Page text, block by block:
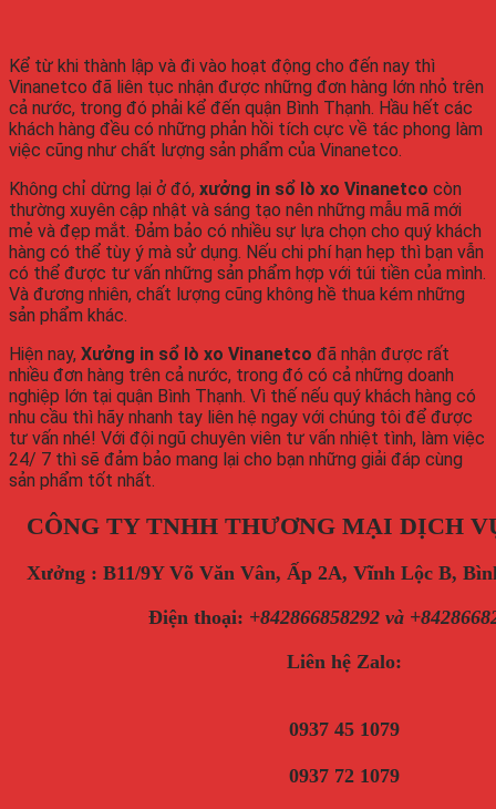
Kể từ khi thành lập và đi vào hoạt động cho đến nay thì
Vinanetco đã liên tục nhận được những đơn hàng lớn nhỏ trên
cả nước, trong đó phải kể đến quận Bình Thạnh. Hầu hết các
khách hàng đều có những phản hồi tích cực về tác phong làm
việc cũng như chất lượng sản phẩm của Vinanetco.
Không chỉ dừng lại ở đó, xưởng in sổ lò xo Vinanetco còn
thường xuyên cập nhật và sáng tạo nên những mẫu mã mới
mẻ và đẹp mắt. Đảm bảo có nhiều sự lựa chọn cho quý khách
hàng có thể tùy ý mà sử dụng. Nếu chi phí hạn hẹp thì bạn vẫn
có thể được tư vấn những sản phẩm hợp với túi tiền của mình.
Và đương nhiên, chất lượng cũng không hề thua kém những
sản phẩm khác.
Hiện nay, Xưởng in sổ lò xo Vinanetco đã nhận được rất
nhiều đơn hàng trên cả nước, trong đó có cả những doanh
nghiệp lớn tại quận Bình Thạnh. Vì thế nếu quý khách hàng có
nhu cầu thì hãy nhanh tay liên hệ ngay với chúng tôi để được
tư vấn nhé! Với đội ngũ chuyên viên tư vấn nhiệt tình, làm việc
24/ 7 thì sẽ đảm bảo mang lại cho bạn những giải đáp cùng
sản phẩm tốt nhất.
CÔNG TY TNHH THƯƠNG MẠI DỊCH
Xưởng : B11/9Y Võ Văn Vân, Ấp 2A, Vĩnh Lộc B,
Điện thoại: +842866858292 và
Liên hệ Zalo:
0937 45 1079
0937 72 1079